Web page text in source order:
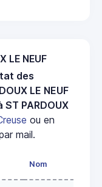
LE NEUF
des
LE NEUF
PARDOUX
ou en
mail.
Nom